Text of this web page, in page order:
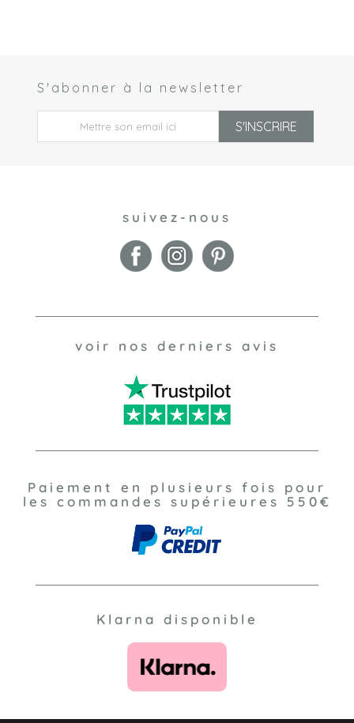
S'abonner à la newsletter
S'INSCRIRE
suivez-nous
voir nos derniers avis
Paiement en plusieurs fois pour
les commandes supérieures 550€
Klarna disponible